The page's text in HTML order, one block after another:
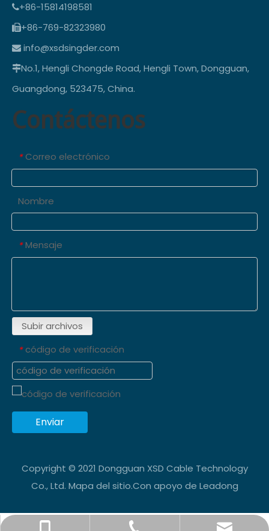
+86-15814198581
+86-769-82323980
 info@xsdsingder.com
No.1, Hengli Chongde Road, Hengli Town, Dongguan,
Guangdong, 523475, China.
Contáctenos
* Correo electrónico
Nombre
* Mensaje
Subir archivos
* código de verificación
Enviar
Copyright © 2021 Dongguan XSD Cable Technology
Co., Ltd. Mapa del sitio.Con apoyo de Leadong